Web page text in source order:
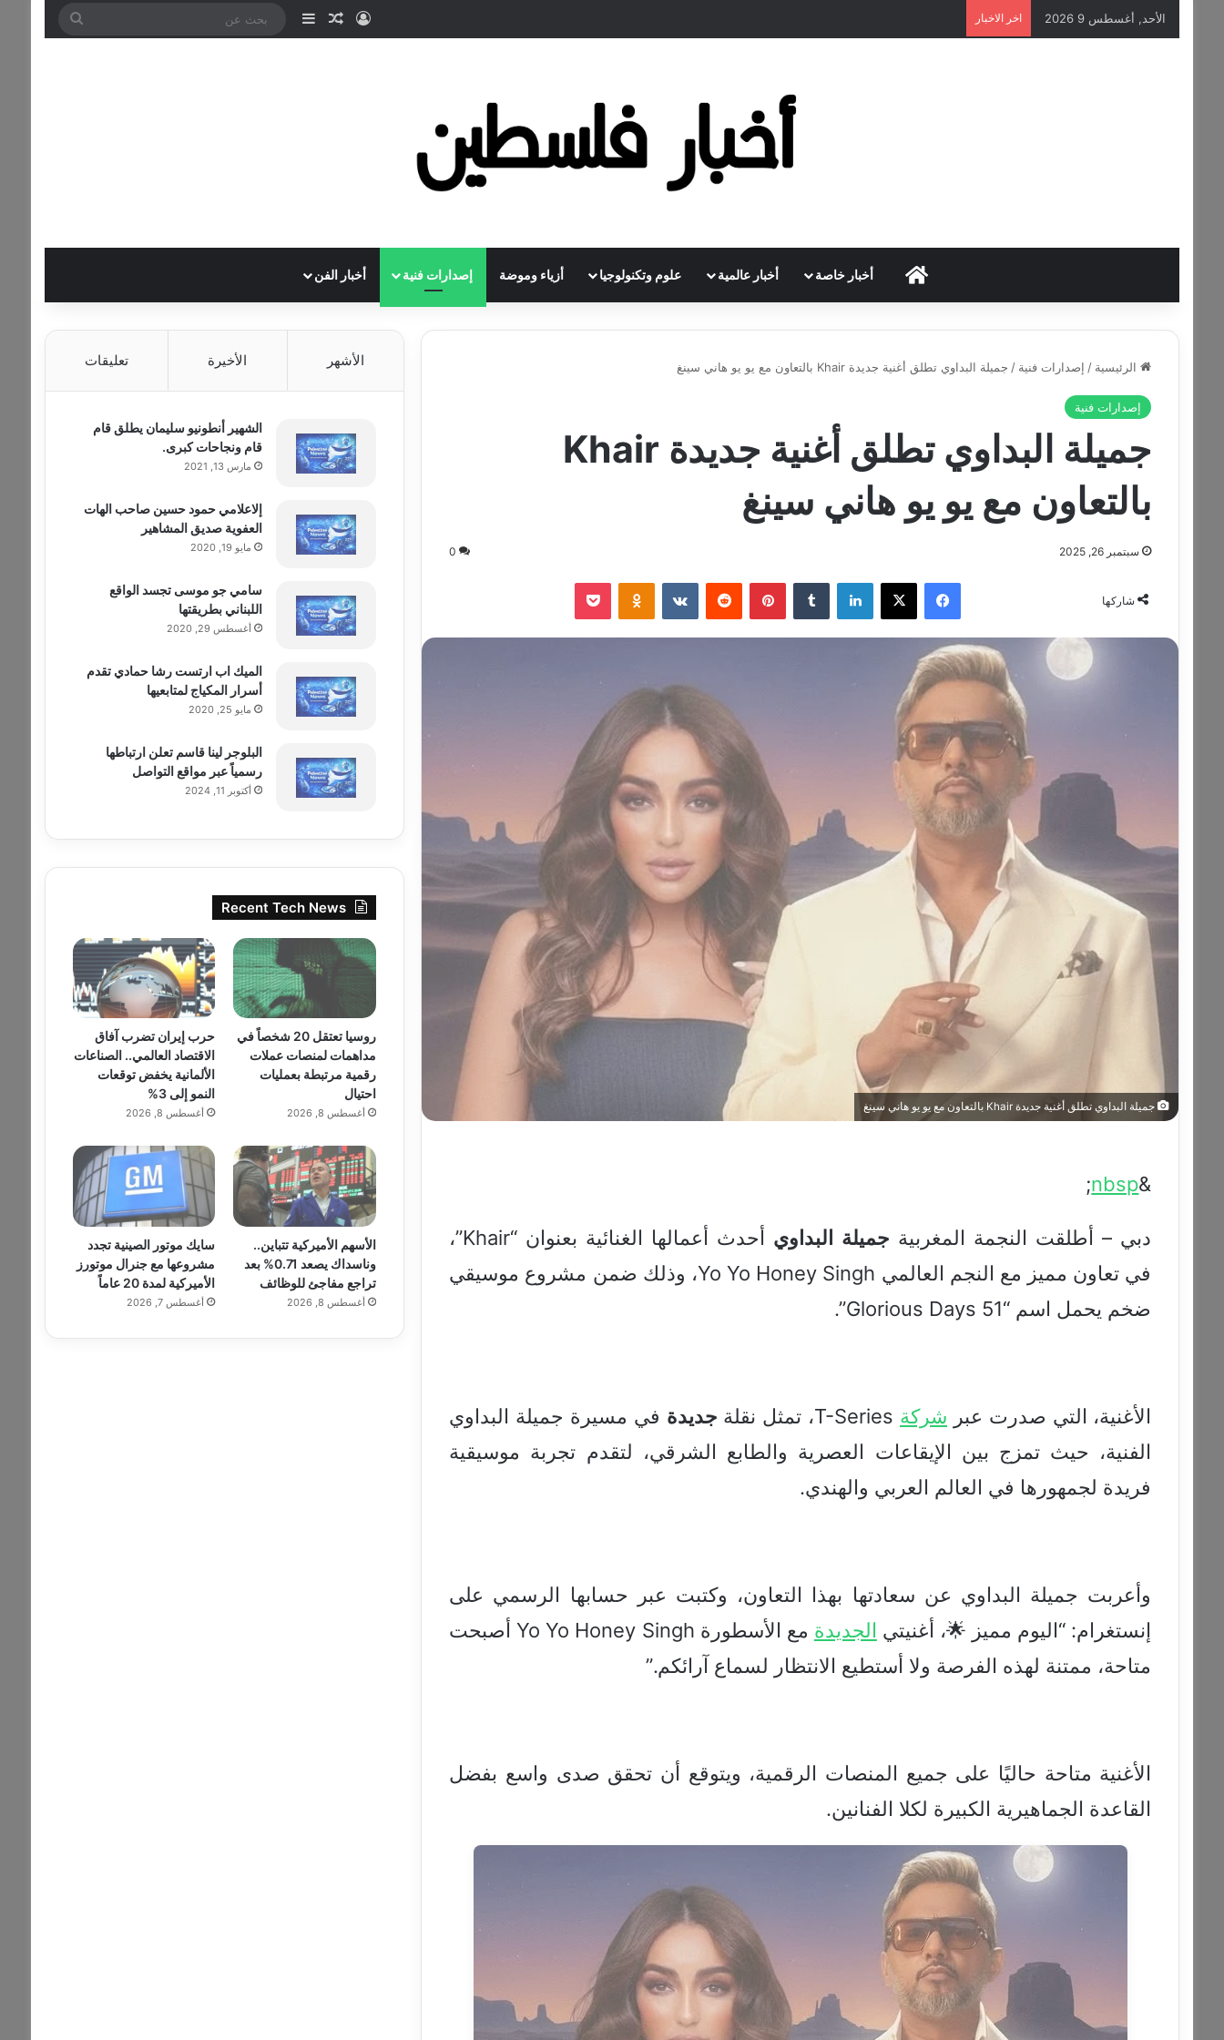
الأحد, أغسطس 9 2026 اخر الاخبار تسجيل الدخول
مقال عشوائي
إضافة عمود جانبي
HOMEأخبار خاصة أخبار عالمية علوم وتكنولوجيا أزياء وموضة إصدارات فنية أخبار الفن
الرئيسية / إصدارات فنية / جميلة البداوي تطلق أغنية جديدة Khair بالتعاون مع يو يو هاني سينغ
إصدارات فنية
جميلة البداوي تطلق أغنية جديدة Khair
بالتعاون مع يو يو هاني سينغ
سبتمبر 26, 2025 0
شاركها
فيسبوك ‫X لينكدإن ‏Tumblr بينتيريست ‏Reddit
‏VKontakte
Odnoklassniki
‫Pocket
جميلة البداوي تطلق أغنية جديدة Khair بالتعاون مع يو يو هاني سينغ
&
nbsp
;
دبي – أطلقت النجمة المغربية جميلة البداوي
أحدث أعمالها الغنائية بعنوان “Khair”،
في تعاون مميز مع النجم العالمي Yo Yo Honey Singh، وذلك ضمن مشروع موسيقي
ضخم يحمل اسم “51 Glorious Days”.
الأغنية، التي صدرت عبر شركة جديدة في مسيرة جميلة البداوي
الفنية، حيث تمزج بين الإيقاعات العصرية والطابع الشرقي، لتقدم تجربة موسيقية
فريدة لجمهورها في العالم العربي والهندي.
وأعربت جميلة البداوي عن سعادتها بهذا التعاون، وكتبت عبر حسابها الرسمي على
إنستغرام: “اليوم مميز 🌟، أغنيتي الجديدة
مع الأسطورة Yo Yo Honey Singh أصبحت
متاحة، ممتنة لهذه الفرصة ولا أستطيع الانتظار لسماع آرائكم.”
الأغنية متاحة حاليًا على جميع المنصات الرقمية، ويتوقع أن تحقق صدى واسع بفضل
القاعدة الجماهيرية الكبيرة لكلا الفنانين.
الأشهر الأخيرة تعليقات
الشهير أنطونيو سليمان يطلق قام
قام ونجاحات كبرى.
مارس 13, 2021
إلاعلامي حمود حسين صاحب الهات
العفوية صديق المشاهير
مايو 19, 2020
سامي جو موسى تجسد الواقع
اللبناني بطريقتها
أغسطس 29, 2020
الميك اب ارتست رشا حمادي تقدم
أسرار المكياج لمتابعيها
مايو 25, 2020
البلوجر لينا قاسم تعلن ارتباطها
رسمياً عبر مواقع التواصل
أكتوبر 11, 2024
Recent Tech News
روسيا تعتقل 20 شخصاً في
مداهمات لمنصات عملات
رقمية مرتبطة بعمليات
احتيال
أغسطس 8, 2026
حرب إيران تضرب آفاق
الاقتصاد العالمي.. الصناعات
الألمانية يخفض توقعات
النمو إلى 3%
أغسطس 8, 2026
الأسهم الأميركية تتباين..
وناسداك يصعد 0.71% بعد
تراجع مفاجئ للوظائف
أغسطس 8, 2026
سايك موتور الصينية تجدد
مشروعها مع جنرال موتورز
الأميركية لمدة 20 عاماً
أغسطس 7, 2026